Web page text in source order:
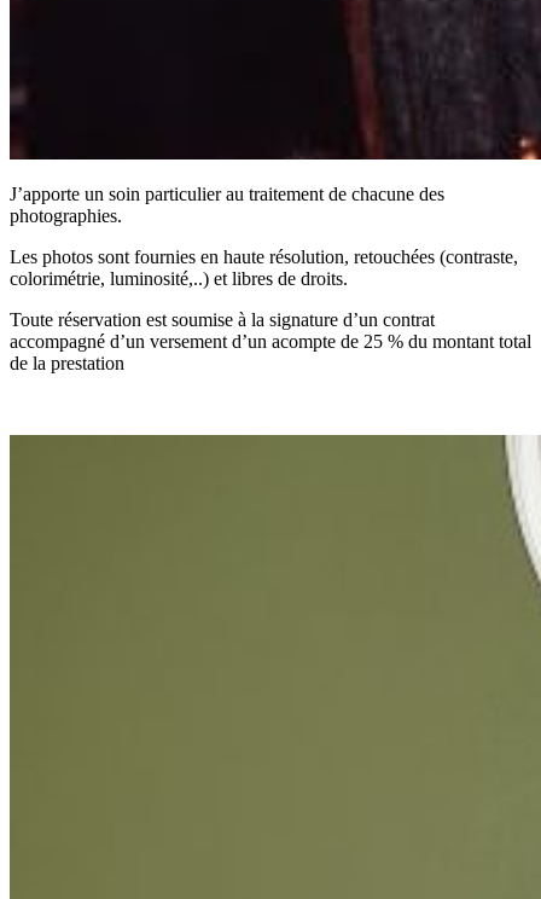
J’apporte un soin particulier au traitement de chacune des
photographies.
Les photos sont fournies en haute résolution, retouchées (contraste,
colorimétrie, luminosité,..) et libres de droits.
Toute réservation est soumise à la signature d’un contrat
accompagné d’un versement d’un acompte de 25 % du montant total
de la prestation